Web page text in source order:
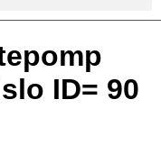
ID= 90